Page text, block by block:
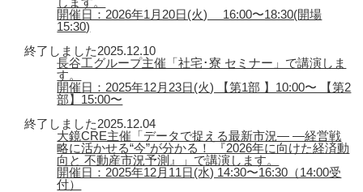
開催日：2026年1月20日(火) 16:00〜18:30(開場
15:30)
終了しました2025.12.10
長谷工グループ主催「社宅･寮 セミナー」で講演しま
す。
開催日：2025年12月23日(火) 【第1部 】10:00〜 【第2
部】15:00〜
終了しました2025.12.04
大鏡CRE主催「データで捉える最新市況― ―経営戦
略に活かせる“今”が分かる！ 『2026年に向けた経済動
向と 不動産市況予測』」で講演します。
開催日：2025年12月11日(水) 14:30〜16:30（14:00受
付）